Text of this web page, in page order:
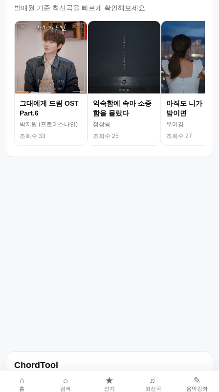
발매월 기준 최신곡을 빠르게 확인해보세요.
그대에게 드림 OST
Part.6
박지원 (프로미스나인)
조회수 33
익숙함에 속아 소중
함을 몰랐다
정창룡
조회수 25
아직도 니가 그
밤이면
우이경
조회수 27
ChordTool
노래 가사, 곡 정보, 코드, 악보를 한곳에서 찾을 수 있는 음악 정보
서비스입니다.
⌂
홈
⌕
검색
★
인기
♬
최신곡
✎
음악강좌